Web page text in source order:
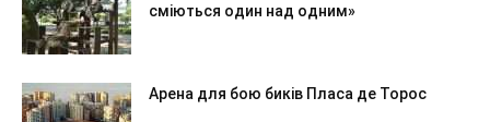
сміються один над одним»
Арена для бою биків Пласа де Торос